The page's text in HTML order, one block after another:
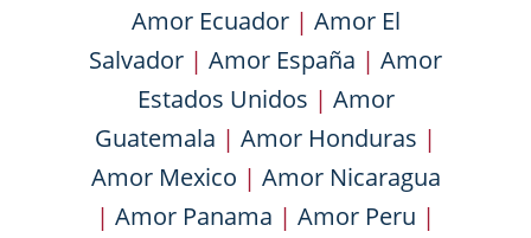
Amor Ecuador| Amor El
Salvador | Amor España | Amor
Estados Unidos | Amor
Guatemala | Amor Honduras |
Amor Mexico | Amor Nicaragua
| Amor Panama | Amor Peru |